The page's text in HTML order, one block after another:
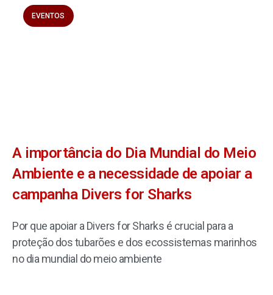
EVENTOS
A importância do Dia Mundial do Meio
Ambiente e a necessidade de apoiar a
campanha Divers for Sharks
Por que apoiar a Divers for Sharks é crucial para a
proteção dos tubarões e dos ecossistemas marinhos
no dia mundial do meio ambiente